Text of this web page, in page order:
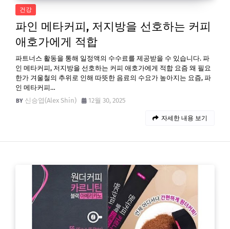
건강
파인 메타커피, 저지방을 선호하는 커피
애호가에게 적합
파트너스 활동을 통해 일정액의 수수료를 제공받을 수 있습니다. 파
인 메타커피, 저지방을 선호하는 커피 애호가에게 적합 요즘 왜 필요
한가 겨울철의 추위로 인해 따뜻한 음료의 수요가 높아지는 요즘, 파
인 메타커피…
신승엽(Alex Shin)
12월 30, 2025
자세한 내용 보기